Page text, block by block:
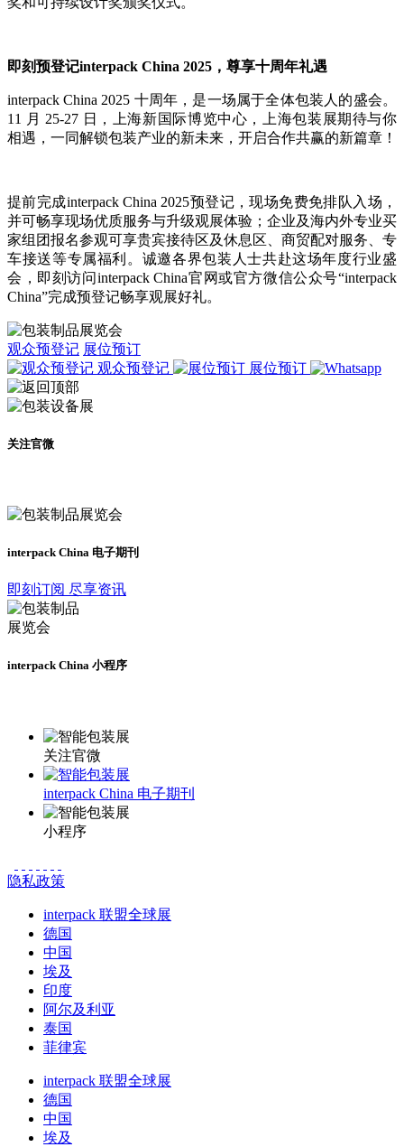
即刻预登记interpack China 2025，尊享十周年礼遇
interpack China 2025 十周年，是一场属于全体包装人的盛会。
11 月 25-27 日，上海新国际博览中心，上海包装展期待与你
相遇，一同解锁包装产业的新未来，开启合作共赢的新篇章！​
提前完成interpack China 2025预登记，现场免费免排队入场，
并可畅享现场优质服务与升级观展体验；企业及海内外专业买
家组团报名参观可享贵宾接待区及休息区、商贸配对服务、专
车接送等专属福利。诚邀各界包装人士共赴这场年度行业盛
会，即刻访问interpack China官网或官方微信公众号“interpack
China”完成预登记畅享观展好礼。
观众预登记 展位预订
观众预登记
展位预订
关注官微
interpack China 电子期刊
即刻订阅 尽享资讯
interpack China 小程序
关注官微
interpack China 电子期刊
小程序
隐私政策
interpack 联盟全球展
德国
中国
埃及
印度
阿尔及利亚
泰国
菲律宾
interpack 联盟全球展
德国
中国
埃及